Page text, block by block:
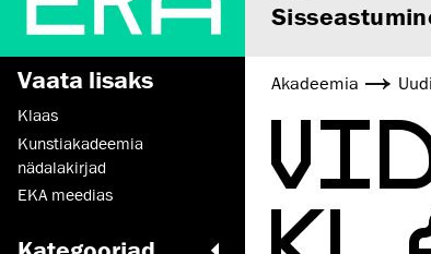
Vaata lisaks
Klaas
Kunstiakadeemia
nädalakirjad
EKA meedias
Akadeemia